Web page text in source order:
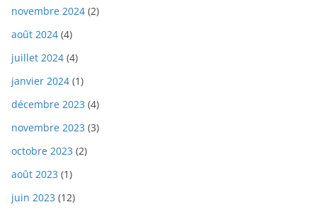
novembre 2024 (2)
août 2024 (4)
juillet 2024 (4)
janvier 2024 (1)
décembre 2023 (4)
novembre 2023 (3)
octobre 2023 (2)
août 2023 (1)
juin 2023 (12)